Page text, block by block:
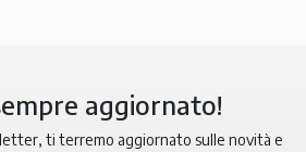
aggiornato!
ti terremo aggiornato sulle novità e